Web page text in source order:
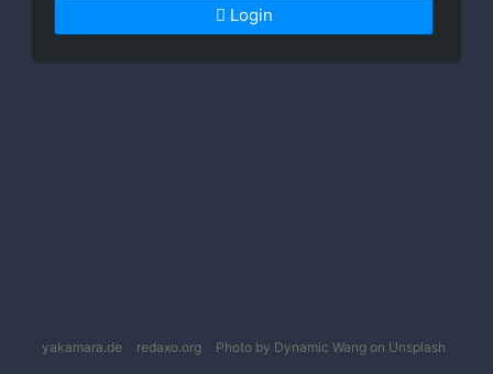
Login
yakamara.de redaxo.org Photo by Dynamic Wang on Unsplash